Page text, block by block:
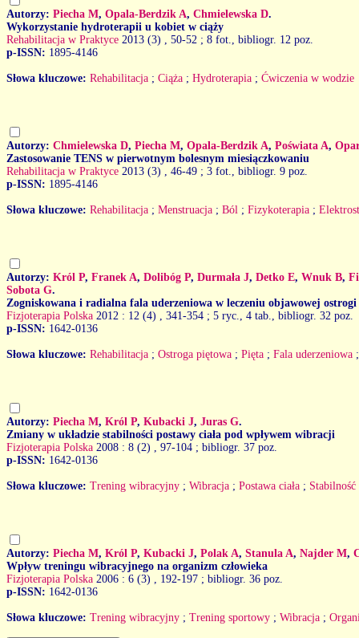
Autorzy: Piecha M, Opala-Berdzik A, Chmielewska D.
Wykorzystanie hydroterapii u kobiet w ciąży
Rehabilitacja w Praktyce 2013 (3)
, 50-52 ; 8 fot., bibliogr. 12 poz.
p-ISSN: 1895-4146
Słowa kluczowe: Rehabilitacja ; Ciąża ; Hydroterapia ; Ćwiczenia w wodzie
Autorzy: Chmielewska D, Piecha M, Opala-Berdzik A, Poświata A,
Zastosowanie TENS w pierwotnym bolesnym miesiączkowaniu
Rehabilitacja w Praktyce 2013 (3)
, 46-49 ; 3 fot., bibliogr. 9 poz.
p-ISSN: 1895-4146
Słowa kluczowe: Rehabilitacja ; Menstruacja ; Ból ; Fizykoterapia ;
Autorzy: Król P, Franek A, Dolibóg P, Durmała J, Detko E, Wnuk B,
Sobota G.
Zogniskowana i radialna fala uderzeniowa w leczeniu objawowej
Fizjoterapia Polska 2012 : 12 (4)
, 341-354 ; 5 ryc., 4 tab., bibliogr. 32 poz.
p-ISSN: 1642-0136
Słowa kluczowe: Rehabilitacja ; Ostroga piętowa ; Pięta ; Fala uderzeniowa
Autorzy: Piecha M, Król P, Kubacki J, Juras G.
Zmiany w układzie stabilności postawy ciała pod wpływem wibracji
Fizjoterapia Polska 2008 : 8 (2)
, 97-104 ; bibliogr. 37 poz.
p-ISSN: 1642-0136
Słowa kluczowe: Trening wibracyjny ; Wibracja ; Postawa ciała ; Stabilność
Autorzy: Piecha M, Król P, Kubacki J, Polak A, Stanula A, Najder M,
Wpływ treningu wibracyjnego na organizm człowieka
Fizjoterapia Polska 2006 : 6 (3)
, 192-197 ; bibliogr. 36 poz.
p-ISSN: 1642-0136
Słowa kluczowe: Trening wibracyjny ; Trening sportowy ; Wibracja ;